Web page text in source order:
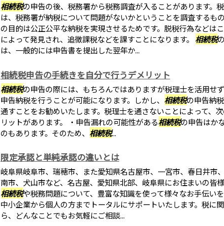
相続税の申告の後、税務署から税務調査が入ることがあります。
は、税務署が納税について問題がないかということを調査するも
の目的は公正公平な納税を実現させるためです。脱税行為などは
によって発見され、追徴課税などを課すことになります。 相続税
は、一般的には申告書を提出した翌年か...
相続税申告の手続きを自分で行うデメリット
相続税の申告の際には、もちろんではありますが税理士を活用せ
申告納税を行うことが可能になります。しかし、 相続税の申告納
通すことをお勧めいたします。税理士を通さないことによって、
リットがあります。 ・申告漏れの可能性がある相続税の申告はか
のもあります。そのため、 相続税...
限定承認と単純承認の違いとは
岐阜県岐阜市、瑞穂市、また愛知県名古屋市、一宮市、春日井市
南市、犬山市など、名古屋、愛知県北部、岐阜県にお住まいの皆様
相続税や税務問題について、豊富な知識を使って様々なお手伝いを
中小企業から個人の方までトータルにサポートいたします。税に
ら、どんなことでもお気軽にご相談...